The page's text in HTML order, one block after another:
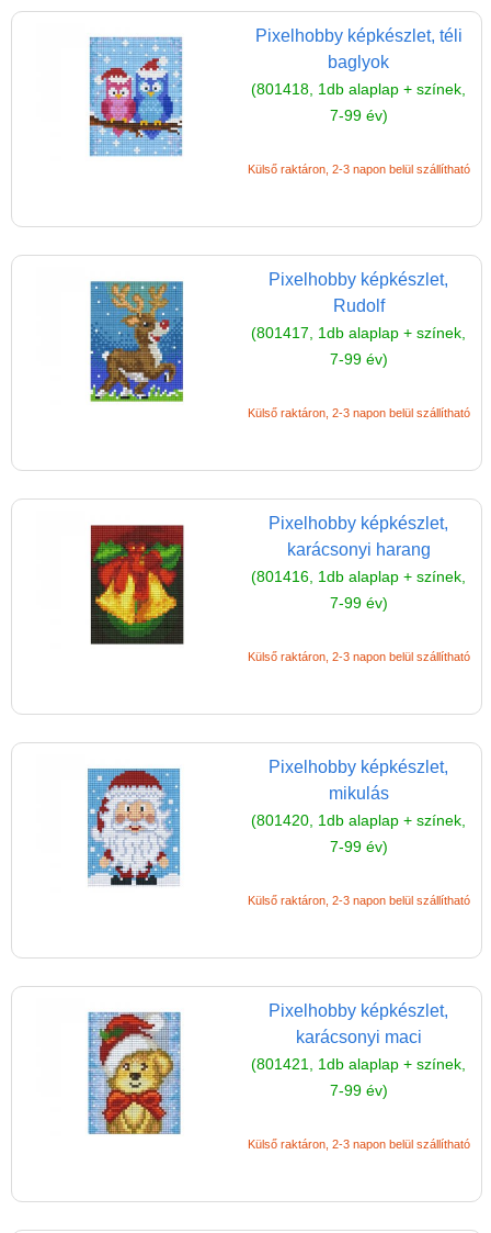
Pixelhobby képkészlet, téli
baglyok
(801418, 1db alaplap + színek,
7-99 év)
Külső raktáron, 2-3 napon belül szállítható
Pixelhobby képkészlet,
Rudolf
(801417, 1db alaplap + színek,
7-99 év)
Külső raktáron, 2-3 napon belül szállítható
Pixelhobby képkészlet,
karácsonyi harang
(801416, 1db alaplap + színek,
7-99 év)
Külső raktáron, 2-3 napon belül szállítható
Pixelhobby képkészlet,
mikulás
(801420, 1db alaplap + színek,
7-99 év)
Külső raktáron, 2-3 napon belül szállítható
Pixelhobby képkészlet,
karácsonyi maci
(801421, 1db alaplap + színek,
7-99 év)
Külső raktáron, 2-3 napon belül szállítható